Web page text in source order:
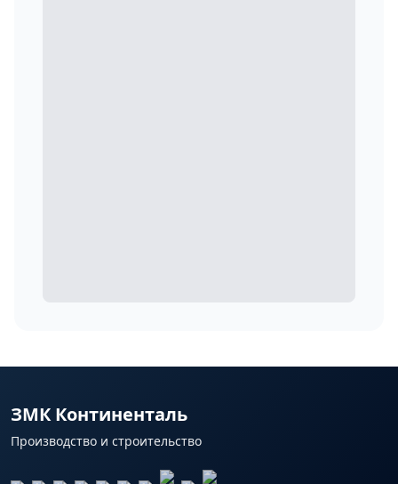
ЗМК Континенталь
Производство и строительство